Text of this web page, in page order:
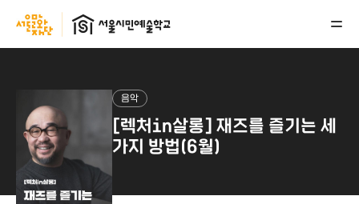
본문 바로가기
서울문화재단서울시민예술학교 메뉴 열기
음악
[렉처in살롱] 재즈를 즐기는 세
가지 방법(6월)